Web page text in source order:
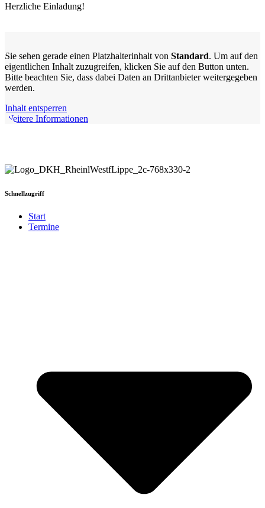
Herzliche Einladung!
Sie sehen gerade einen Platzhalterinhalt von Standard. Um auf den
eigentlichen Inhalt zuzugreifen, klicken Sie auf den Button unten.
Bitte beachten Sie, dass dabei Daten an Drittanbieter weitergegeben
werden.
Inhalt entsperren
Weitere Informationen
Schnellzugriff
Start
Termine